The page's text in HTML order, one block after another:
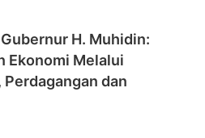
H. Muhidin:
Ekonomi Melalui
dan